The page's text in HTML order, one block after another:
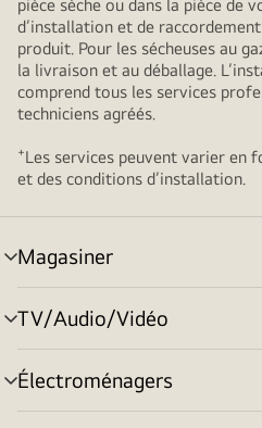
pièce sèche ou dans la pièce de
d’installation et de
produit. Pour les sécheuses au
la livraison et au déballage.
comprend tous les services
techniciens agréés.
+Les services peuvent varier en
et des conditions d’installation.
Magasiner
menu
basculement
TV/Audio/Vidéo
menu
basculement
Électroménagers
menu
basculement